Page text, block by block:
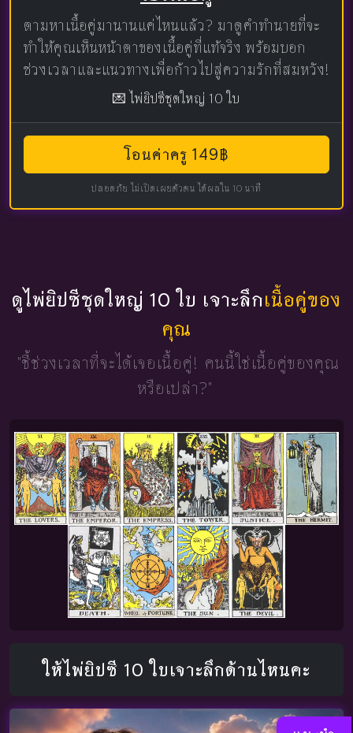
ตามหาเนื้อคู่มานานแค่ไหนแล้ว? มาดูคำทำนายที่จะ
ทำให้คุณเห็นหน้าตาของเนื้อคู่ที่แท้จริง พร้อมบอก
ช่วงเวลาและแนวทางเพื่อก้าวไปสู่ความรักที่สมหวัง!
💌 ไพ่ยิปซีชุดใหญ่ 10 ใบ
โอนค่าครู 149฿
ปลอดภัย ไม่เปิดเผยตัวตน ได้ผลใน 10 นาที
ดูไพ่ยิปซีชุดใหญ่ 10 ใบ เจาะลึกเนื้อคู่ของ
คุณ
"ชี้ช่วงเวลาที่จะได้เจอเนื้อคู่! คนนี้ใช่เนื้อคู่ของคุณ
หรือเปล่า?"
ให้ไพ่ยิปซี 10 ใบเจาะลึกด้านไหนคะ